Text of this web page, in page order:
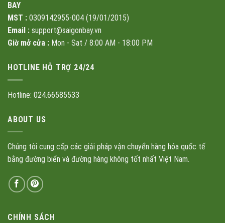
BAY
MST : 0309142955-004 (19/01/2015)
Email : support@saigonbay.vn
Giờ mở cửa : Mon - Sat / 8:00 AM - 18:00 PM
HOTLINE HỖ TRỢ 24/24
Hotline: 024.66585533
ABOUT US
Chúng tôi cung cấp các giải pháp vận chuyển hàng hóa quốc tế
bằng đường biển và đường hàng không tốt nhất Việt Nam.
CHÍNH SÁCH